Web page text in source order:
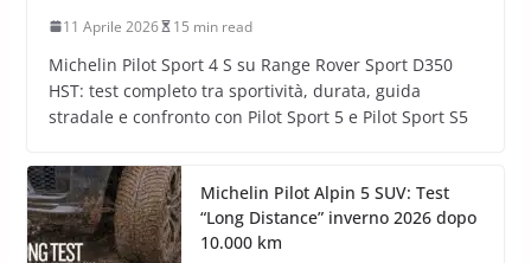
11 Aprile 2026 15 min read
Michelin Pilot Sport 4 S su Range Rover Sport D350
HST: test completo tra sportività, durata, guida
stradale e confronto con Pilot Sport 5 e Pilot Sport S5
Michelin Pilot Alpin 5 SUV: Test
“Long Distance” inverno 2026 dopo
10.000 km